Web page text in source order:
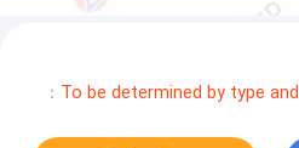
MOQ：